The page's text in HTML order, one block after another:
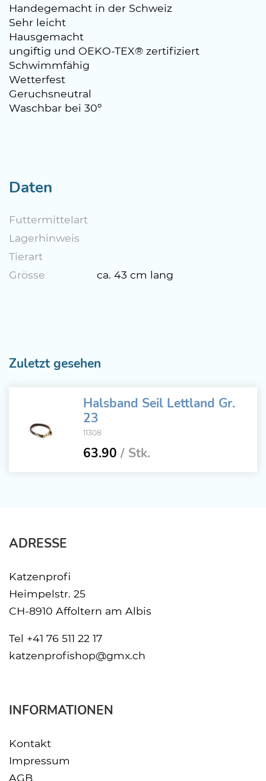
Handegemacht in der Schweiz
Sehr leicht
Hausgemacht
ungiftig und OEKO-TEX® zertifiziert
Schwimmfähig
Wetterfest
Geruchsneutral
Waschbar bei 30º
Daten
Futtermittelart
Lagerhinweis
Tierart
Grösse
ca. 43 cm lang
Zuletzt gesehen
Halsband Seil Lettland Gr.
23
11308
63.90 / Stk.
ADRESSE
Katzenprofi
Heimpelstr. 25
CH-8910 Affoltern am Albis
Tel +41 76 511 22 17
katzenprofishop@gmx.ch
INFORMATIONEN
Kontakt
Impressum
AGB